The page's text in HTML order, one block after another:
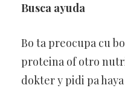
Busca ayuda
Bo ta preocupa cu
proteina of otro
dokter y pidi pa